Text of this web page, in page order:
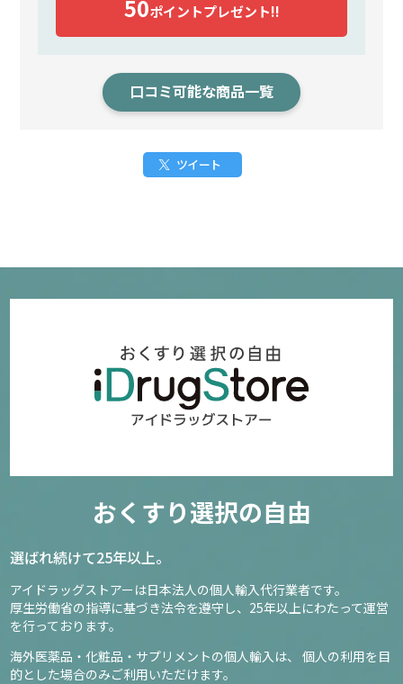
50ポイントプレゼント!!
口コミ可能な商品一覧
ツイート
おくすり選択の自由
選ばれ続けて25年以上。
アイドラッグストアーは日本法人の個人輸入代行業者です。
厚生労働省の指導に基づき法令を遵守し、 25年以上にわたって運営
を行っております。
海外医薬品・化粧品・サプリメントの個人輸入は、
個人の利用を目
的とした場合のみご利用いただけます。